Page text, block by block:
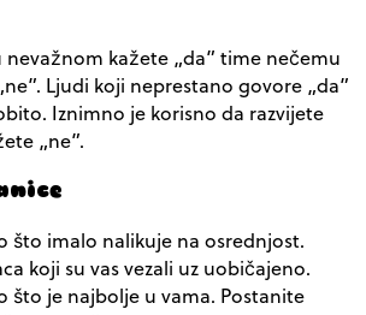
kažete „da” time nečemu
Ljudi koji neprestano govore „da”
Iznimno je korisno da razvijete
„ne”.
što imalo nalikuje na osrednjost.
koji su vas vezali uz uobičajeno.
što je najbolje u vama. Postanite